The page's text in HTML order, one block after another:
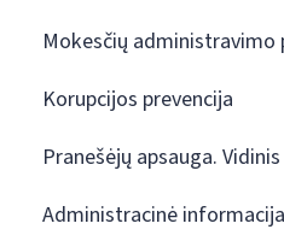
Mokesčių administravimo
Korupcijos prevencija
Pranešėjų apsauga.
Administracinė informacija